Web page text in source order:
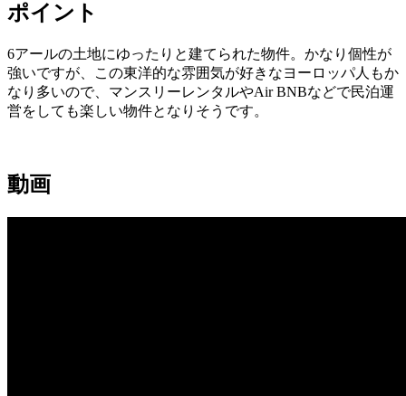
ポイント
6アールの土地にゆったりと建てられた物件。かなり個性が
強いですが、この東洋的な雰囲気が好きなヨーロッパ人もか
なり多いので、マンスリーレンタルやAir BNBなどで民泊運
営をしても楽しい物件となりそうです。
動画